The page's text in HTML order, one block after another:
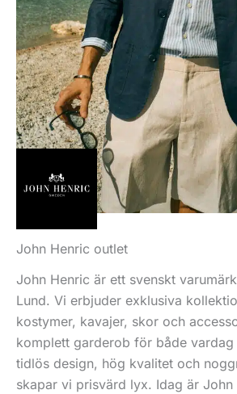
John Henric outlet
John Henric är ett svenskt
Lund. Vi erbjuder exklusiva
kostymer, kavajer, skor och
komplett garderob för både
tidlös design, hög kvalitet och
skapar vi prisvärd lyx. Idag är John